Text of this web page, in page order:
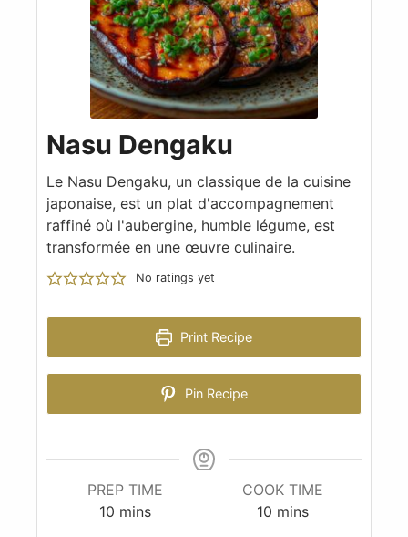
Nasu Dengaku
Le Nasu Dengaku, un classique de la cuisine
japonaise, est un plat d'accompagnement
raffiné où l'aubergine, humble légume, est
transformée en une œuvre culinaire.
No ratings yet
Print Recipe
Pin Recipe
PREP TIME
10 mins
COOK TIME
10 mins